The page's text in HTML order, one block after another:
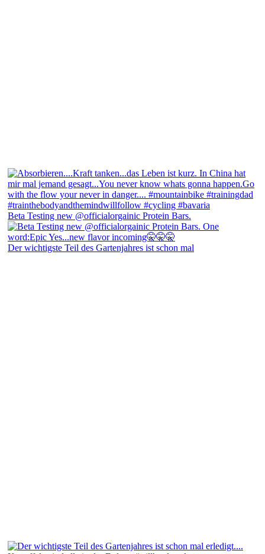
Beta Testing new @officialorgainic Protein Bars.
Der wichtigste Teil des Gartenjahres ist schon mal